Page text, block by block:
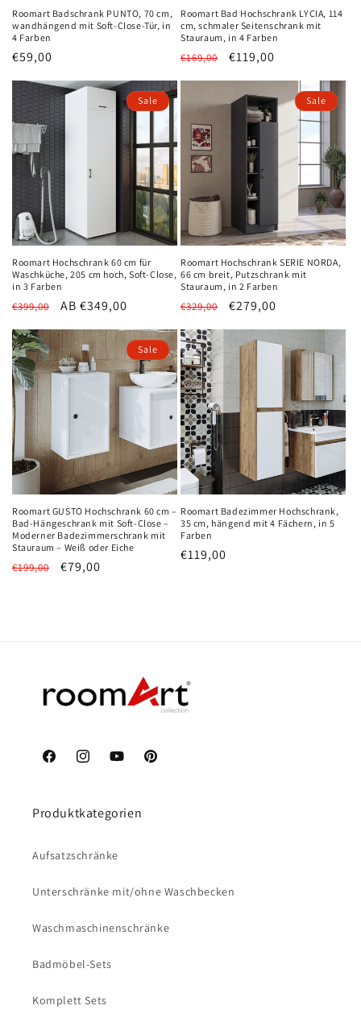
Roomart Badschrank PUNTO, 70 cm,
wandhängend mit Soft-Close-Tür, in
4 Farben
Normaler
€59,00
Roomart Bad Hochschrank LYCIA, 114
cm, schmaler Seitenschrank mit
Stauraum, in 4 Farben
Normaler
€169,00 Verkaufspreis
€119,00
Sale
Roomart Hochschrank 60 cm für
Waschküche, 205 cm hoch, Soft-Close,
in 3 Farben
Normaler
€399,00 Verkaufspreis
AB €349,00
Sale
Roomart Hochschrank SERIE NORDA,
66 cm breit, Putzschrank mit
Stauraum, in 2 Farben
Normaler
€329,00 Verkaufspreis
€279,00
Sale
Roomart GUSTO Hochschrank 60 cm –
Bad-Hängeschrank mit Soft-Close –
Moderner Badezimmerschrank mit
Stauraum – Weiß oder Eiche
Normaler
€199,00 Verkaufspreis
€79,00
Roomart Badezimmer Hochschrank,
35 cm, hängend mit 4 Fächern, in 5
Farben
Normaler
€119,00
FacebookInstagramYouTubePinterest
Produktkategorien
Aufsatzschränke
Unterschränke mit/ohne Waschbecken
Waschmaschinenschränke
Badmöbel-Sets
Komplett Sets